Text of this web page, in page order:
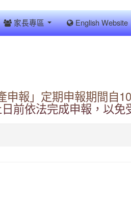
家長專區 English Website
報」定期申報期間自
前依法完成申報，以免